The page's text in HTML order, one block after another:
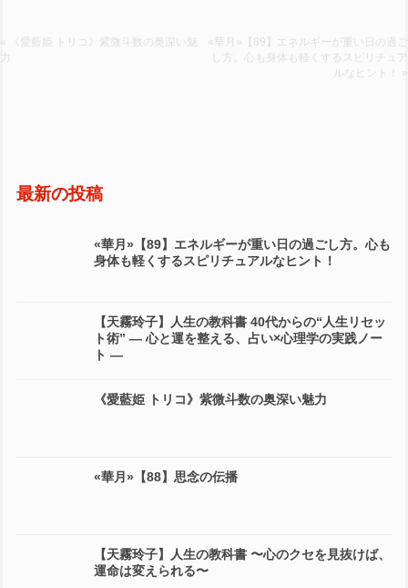
« 《愛藍姫 トリコ》紫微斗数の奥深い魅
力
«華月»【89】エネルギーが重い日の過ご
し方。心も身体も軽くするスピリチュア
ルなヒント！ »
最新の投稿
«華月»【89】エネルギーが重い日の過ごし方。心も
身体も軽くするスピリチュアルなヒント！
【天霧玲子】人生の教科書 40代からの“人生リセッ
ト術” ― 心と運を整える、占い×心理学の実践ノー
ト ―
《愛藍姫 トリコ》紫微斗数の奥深い魅力
«華月»【88】思念の伝播
【天霧玲子】人生の教科書 〜心のクセを見抜けば、
運命は変えられる〜